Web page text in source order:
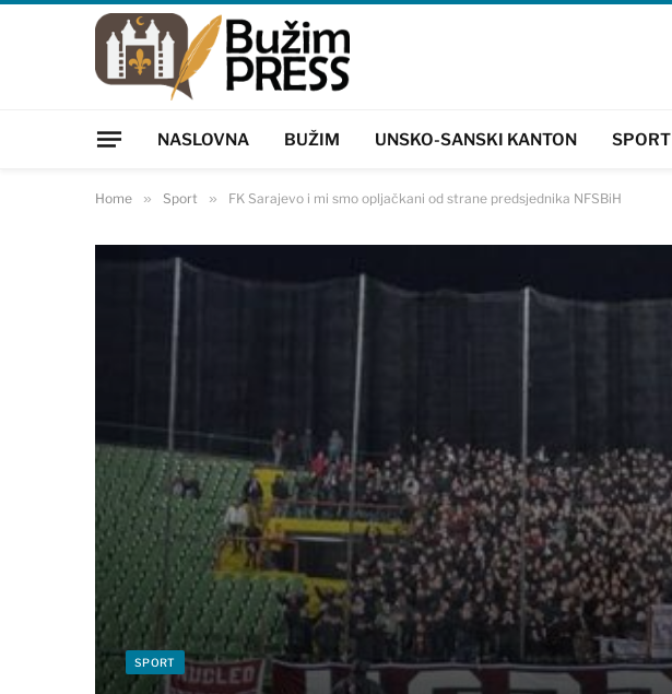
NASLOVNA BUŽIM UNSKO-SANSKI KANTON SPORT
Home » Sport » FK Sarajevo i mi smo opljačkani od strane predsjednika NFSBiH
SPORT